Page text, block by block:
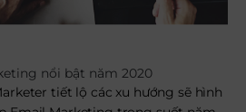
nổi bật năm 2020
tiết lộ các xu hướng sẽ hình